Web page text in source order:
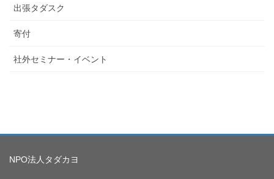
出張タダスク
寄付
社外セミナー・イベント
NPO法人タダカヨ